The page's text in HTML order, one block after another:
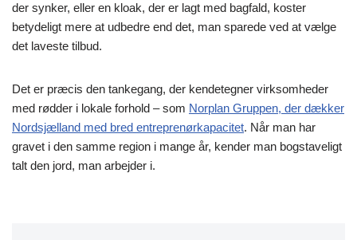
der synker, eller en kloak, der er lagt med bagfald, koster
betydeligt mere at udbedre end det, man sparede ved at vælge
det laveste tilbud.
Det er præcis den tankegang, der kendetegner virksomheder
med rødder i lokale forhold – som Norplan Gruppen, der dækker
Nordsjælland med bred entreprenørkapacitet. Når man har
gravet i den samme region i mange år, kender man bogstaveligt
talt den jord, man arbejder i.